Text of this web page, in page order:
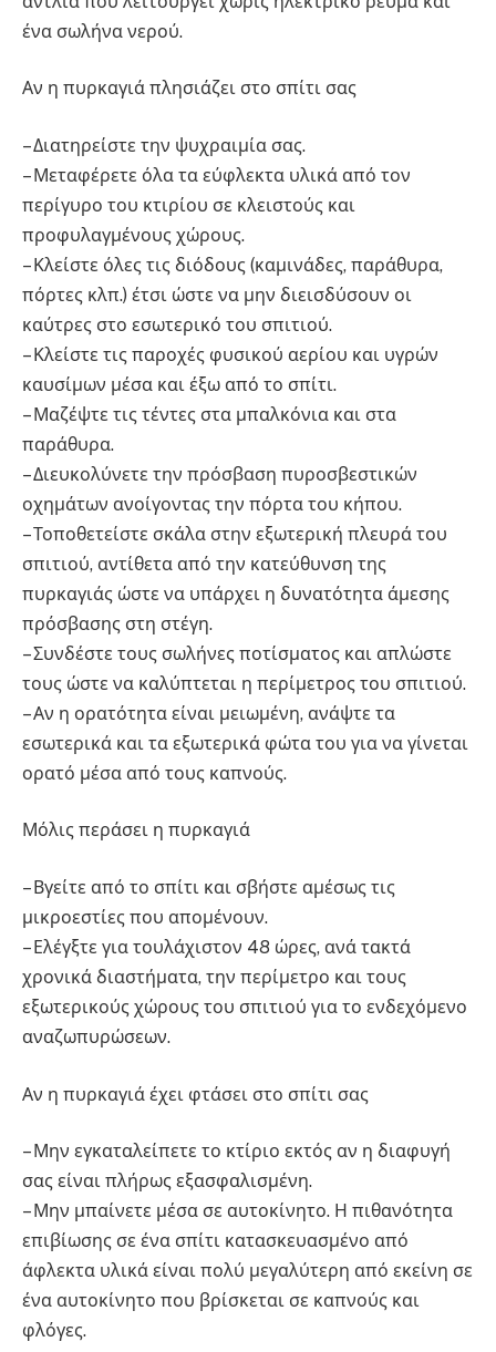
ένα σωλήνα νερού.
Αν η πυρκαγιά πλησιάζει στο σπίτι σας
– Διατηρείστε την ψυχραιμία σας.
– Μεταφέρετε όλα τα εύφλεκτα υλικά από τον
περίγυρο του κτιρίου σε κλειστούς και
προφυλαγμένους χώρους.
– Κλείστε όλες τις διόδους (καμινάδες, παράθυρα,
πόρτες κλπ.) έτσι ώστε να μην διεισδύσουν οι
καύτρες στο εσωτερικό του σπιτιού.
– Κλείστε τις παροχές φυσικού αερίου και υγρών
καυσίμων μέσα και έξω από το σπίτι.
– Μαζέψτε τις τέντες στα μπαλκόνια και στα
παράθυρα.
– Διευκολύνετε την πρόσβαση πυροσβεστικών
οχημάτων ανοίγοντας την πόρτα του κήπου.
– Τοποθετείστε σκάλα στην εξωτερική πλευρά του
σπιτιού, αντίθετα από την κατεύθυνση της
πυρκαγιάς ώστε να υπάρχει η δυνατότητα άμεσης
πρόσβασης στη στέγη.
– Συνδέστε τους σωλήνες ποτίσματος και απλώστε
τους ώστε να καλύπτεται η περίμετρος του σπιτιού.
– Αν η ορατότητα είναι μειωμένη, ανάψτε τα
εσωτερικά και τα εξωτερικά φώτα του για να γίνεται
ορατό μέσα από τους καπνούς.
Μόλις περάσει η πυρκαγιά
– Βγείτε από το σπίτι και σβήστε αμέσως τις
μικροεστίες που απομένουν.
– Ελέγξτε για τουλάχιστον 48 ώρες, ανά τακτά
χρονικά διαστήματα, την περίμετρο και τους
εξωτερικούς χώρους του σπιτιού για το ενδεχόμενο
αναζωπυρώσεων.
Αν η πυρκαγιά έχει φτάσει στο σπίτι σας
– Μην εγκαταλείπετε το κτίριο εκτός αν η διαφυγή
σας είναι πλήρως εξασφαλισμένη.
– Μην μπαίνετε μέσα σε αυτοκίνητο. Η πιθανότητα
επιβίωσης σε ένα σπίτι κατασκευασμένο από
άφλεκτα υλικά είναι πολύ μεγαλύτερη από εκείνη σε
ένα αυτοκίνητο που βρίσκεται σε καπνούς και
φλόγες.